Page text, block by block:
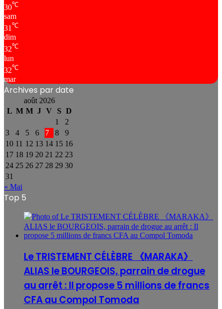
30℃
sam
31℃
dim
32℃
lun
32℃
mar
Archives par date
août 2026
L M M J V S D
1
2
3
4 5 6 7 8
9
10 11 12 13 14 15 16
17 18 19 20 21 22 23
24 25 26 27 28 29 30
31
« Mai
Top 5
Le TRISTEMENT CÉLÈBRE 《MARAKA》
ALIAS le BOURGEOIS, parrain de drogue
au arrêt : Il propose 5 millions de francs
CFA au Compol Tomoda